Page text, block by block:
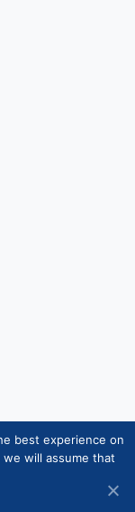
ry 2026 |
Henkilötietojen
best experience on
will assume that